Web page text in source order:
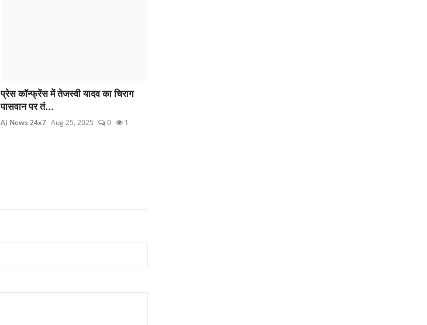
प्रेस कॉन्फ्रेंस में तेजस्वी यादव का चिराग
पासवान पर तं...
AJ News 24x7 Aug 25, 2025 0 1